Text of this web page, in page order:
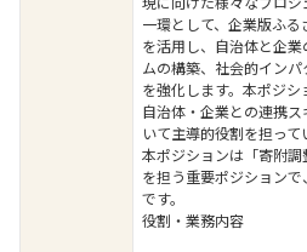
一環として、企業版ふる
を活用し、自治体と企
ムの構築、社会的イン
を強化します。本ポジシ
自治体・企業との連携
いて主導的役割を担って
本ポジションは「寄附調
を担う重要ポジション
です。
役割・業務内容